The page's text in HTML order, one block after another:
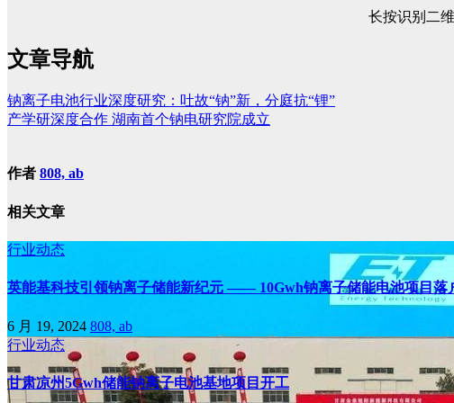
长按识别二
文章导航
钠离子电池行业深度研究：吐故“钠”新，分庭抗“锂”
产学研深度合作 湖南首个钠电研究院成立
作者 808, ab
相关文章
行业动态
英能基科技引领钠离子储能新纪元 —— 10Gwh钠离子储能电池项目落
6 月 19, 2024 808, ab
行业动态
甘肃凉州5Gwh储能钠离子电池基地项目开工